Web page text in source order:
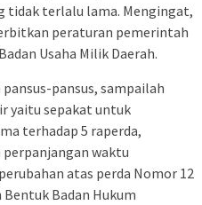
tidak terlalu lama. Mengingat,
peraturan pemerintah
Usaha Milik Daerah.
pansus, sampailah
yaitu sepakat untuk
terhadap 5 raperda,
waktu
atas perda Nomor 12
Badan Hukum